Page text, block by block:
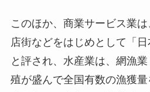
このほか、商業サービス業
店街などをはじめとして「日
と評され、水産業は、網漁
殖が盛んで全国有数の漁獲